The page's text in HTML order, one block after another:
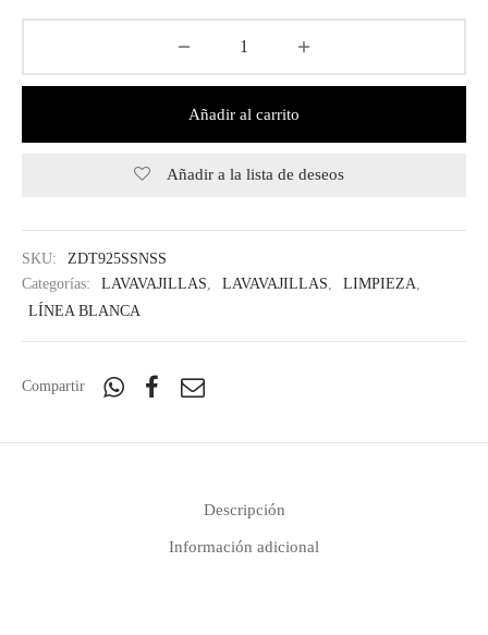
Añadir al carrito
Añadir a la lista de deseos
SKU:
ZDT925SSNSS
Categorías:
LAVAVAJILLAS LAVAVAJILLAS LIMPIEZA
LÍNEA BLANCA
Compartir
Descripción
Información adicional